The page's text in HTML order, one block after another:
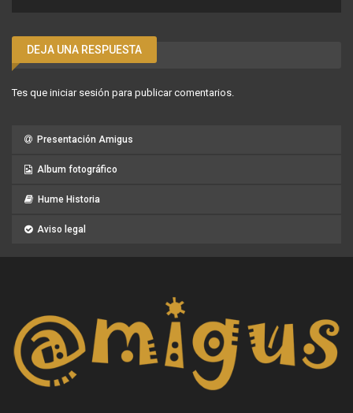
DEJA UNA RESPUESTA
Tes que iniciar sesión para publicar comentarios.
Presentación Amigus
Album fotográfico
Hume Historia
Aviso legal